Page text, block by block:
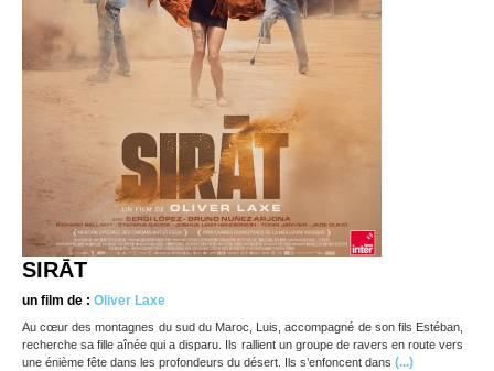
SIRĀT
un film de : Oliver Laxe
Au cœur des montagnes du sud du Maroc, Luis, accompagné de son fils Estéban,
recherche sa fille aînée qui a disparu. Ils rallient un groupe de ravers en route vers
une énième fête dans les profondeurs du désert. Ils s’enfoncent dans (...)